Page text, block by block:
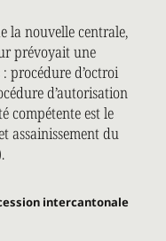
la nouvelle centrale,
prévoyait une
procédure d’octroi
d’autorisation
compétente est le
assainissement du
intercantonale